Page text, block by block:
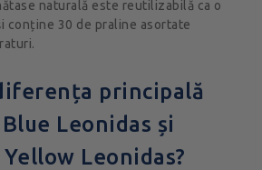
naturală este reutilizabilă ca o
conține 30 de praline asortate
principală
Leonidas și
Leonidas?